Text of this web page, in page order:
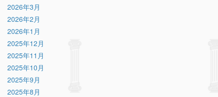
2026年3月
2026年2月
2026年1月
2025年12月
2025年11月
2025年10月
2025年9月
2025年8月